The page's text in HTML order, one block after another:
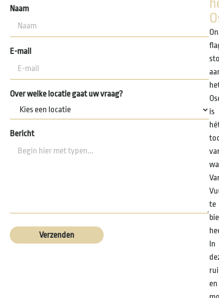
Naam
E-mail
Over welke locatie gaat uw vraag?
Bericht
is
te
In
en